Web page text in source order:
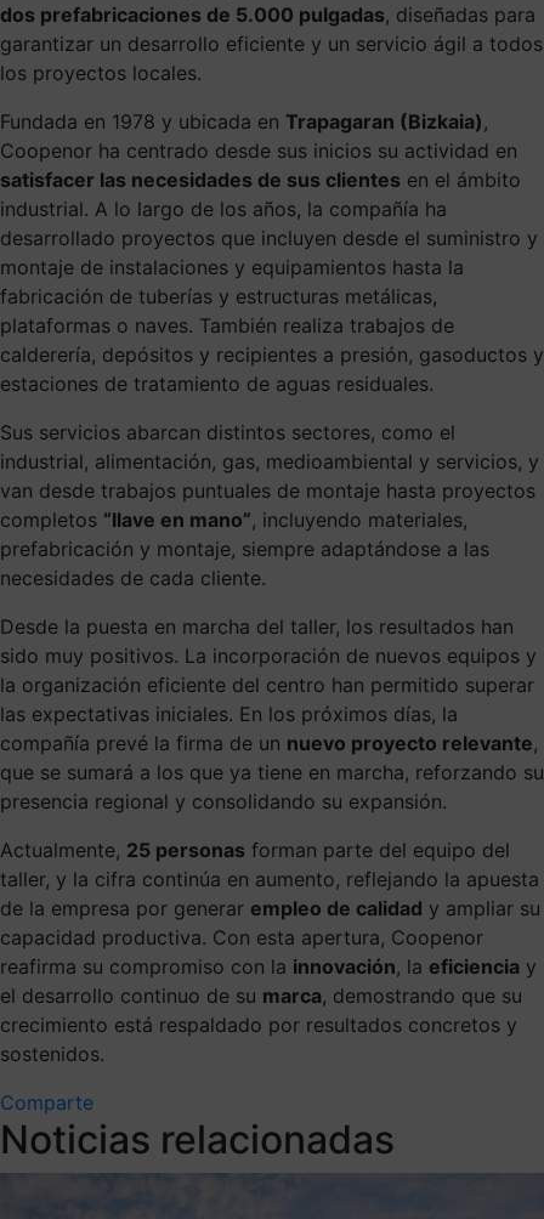
dos prefabricaciones de 5.000 pulgadas, diseñadas para
garantizar un desarrollo eficiente y un servicio ágil a todos
los proyectos locales.
Fundada en 1978 y ubicada en Trapagaran (Bizkaia) ,
Coopenor ha centrado desde sus inicios su actividad en
satisfacer las necesidades de sus clientes en el ámbito
industrial. A lo largo de los años, la compañía ha
desarrollado proyectos que incluyen desde el suministro y
montaje de instalaciones y equipamientos hasta la
fabricación de tuberías y estructuras metálicas,
plataformas o naves. También realiza trabajos de
calderería, depósitos y recipientes a presión, gasoductos y
estaciones de tratamiento de aguas residuales.
Sus servicios abarcan distintos sectores, como el
industrial, alimentación, gas, medioambiental y servicios, y
van desde trabajos puntuales de montaje hasta proyectos
completos “llave en mano”, incluyendo materiales,
prefabricación y montaje, siempre adaptándose a las
necesidades de cada cliente.
Desde la puesta en marcha del taller, los resultados han
sido muy positivos. La incorporación de nuevos equipos y
la organización eficiente del centro han permitido superar
las expectativas iniciales. En los próximos días, la
compañía prevé la firma de un nuevo proyecto relevante,
que se sumará a los que ya tiene en marcha, reforzando su
presencia regional y consolidando su expansión.
Actualmente, 25 personas forman parte del equipo del
taller, y la cifra continúa en aumento, reflejando la apuesta
de la empresa por generar empleo de calidad y ampliar su
capacidad productiva. Con esta apertura, Coopenor
reafirma su compromiso con la innovación, la eficiencia y
el desarrollo continuo de su marca, demostrando que su
crecimiento está respaldado por resultados concretos y
sostenidos.
Comparte
Noticias relacionadas